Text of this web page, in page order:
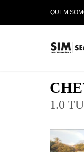
QUEM
1.0